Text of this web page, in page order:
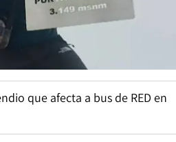
que afecta a bus de RED en